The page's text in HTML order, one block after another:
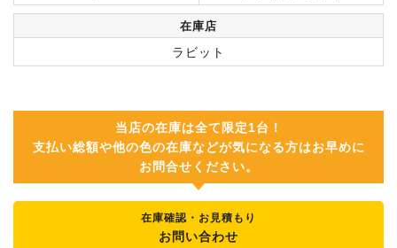
在庫店
ラビット
当店の在庫は全て限定1台！
支払い総額や他の色の在庫などが気になる方はお早めに
お問合せください。
在庫確認・お見積もり
お問い合わせ